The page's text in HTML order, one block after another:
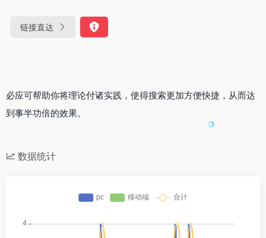
链接直达
必应可帮助你将理论付诸实践，使得搜索更加方便快捷，从而达
到事半功倍的效果。
数据统计